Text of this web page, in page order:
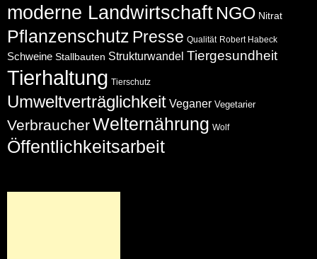
moderne Landwirtschaft NGO Nitrat
Pflanzenschutz Presse Qualität Robert Habeck
Schweine Stallbauten Strukturwandel Tiergesundheit
Tierhaltung Tierschutz
Umweltverträglichkeit Veganer Vegetarier
VerbraucherWelternährung Wolf
Öffentlichkeitsarbeit